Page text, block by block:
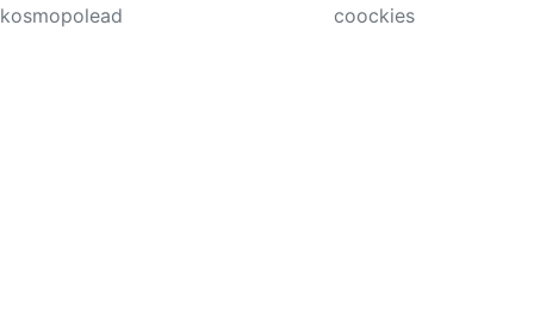
kosmopolead
coockies